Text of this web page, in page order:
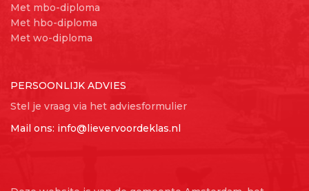
Met mbo-diploma
Met hbo-diploma
Met wo-diploma
PERSOONLIJK ADVIES
Stel je vraag via het adviesformulier
Mail ons: info@lievervoordeklas.nl